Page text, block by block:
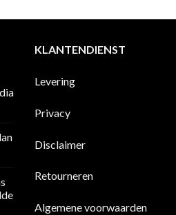
KLANTENDIENST
Levering
Privacy
Disclaimer
Retourneren
Algemene voorwaarden